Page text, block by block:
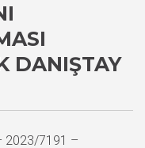
DANIŞTAY
2023/7191 –